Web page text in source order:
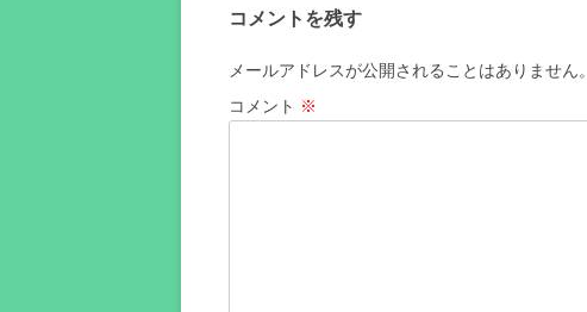
ン
コメントを残す
メールアドレスが公開されることはありません。
コメント ※